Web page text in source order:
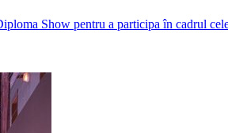
Show pentru a participa în cadrul